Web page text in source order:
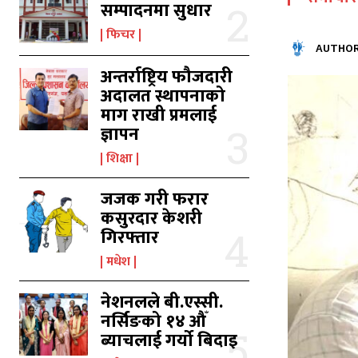
सम्पादनमा सुधार
फिचर
अन्तर्राष्ट्रिय फौजदारी
अदालत स्थापनाको
माग राखी प्रमलाई
ज्ञापन
शिक्षा
जजक गरी फरार
कसुरदार केशरी
गिरफ्तार
मधेश
नेशनलले बी.एस्सी.
नर्सिङको १४ औँ
ब्याचलाई गर्यो बिदाइ